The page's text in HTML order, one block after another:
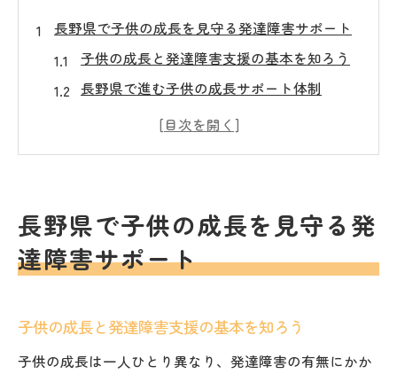
長野県で子供の成長を見守る発達障害サポート
子供の成長と発達障害支援の基本を知ろう
長野県で進む子供の成長サポート体制
地域が支える子供の成長と発達障害理解
子供の成長を促す発達障害支援の実例紹介
親子で取り組む子供の成長サポート方法
る
子供の成長につながる子育て相談の活用法
長野県で子供の成長を見守る発
達障害サポート
子供の成長と発達障害支援の基本を知ろう
子供の成長は一人ひとり異なり、発達障害の有無にかか